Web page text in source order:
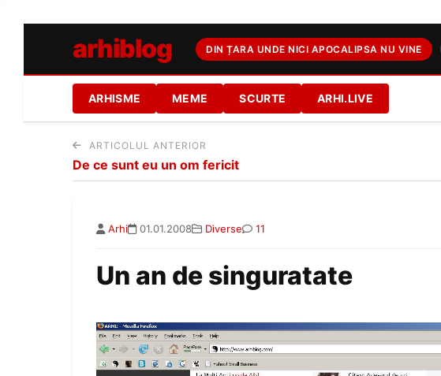
arhiblog DIN ȚARA UNDE NICI APOCALIPSA NU VINE
ARHISME MEME SCURTE ARHI.LIVE
ARTICOLUL ANTERIOR
De ce sunt eu un om fericit
Arhi 01.01.2008 Diverse 11
Un an de singuratate